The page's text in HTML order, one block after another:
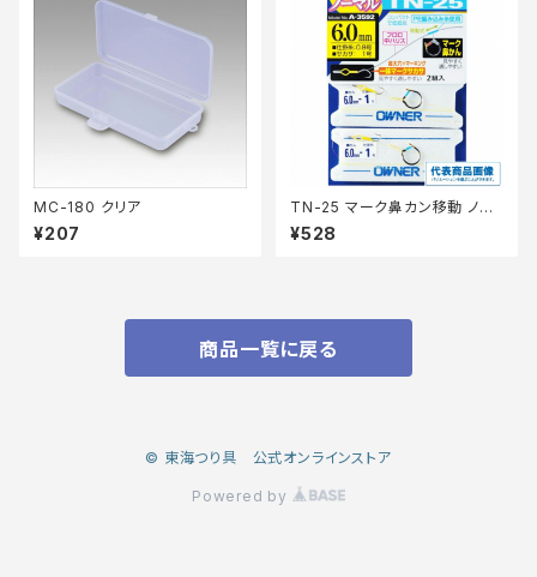
MC-180 クリア
¥207
TN-25 マーク鼻カン移動 ノー
マル 6
¥528
商品一覧に戻る
© 東海つり具 公式オンラインストア
Powered by